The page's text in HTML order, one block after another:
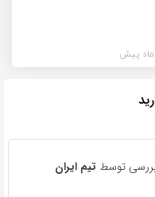
توسط تیم ایران